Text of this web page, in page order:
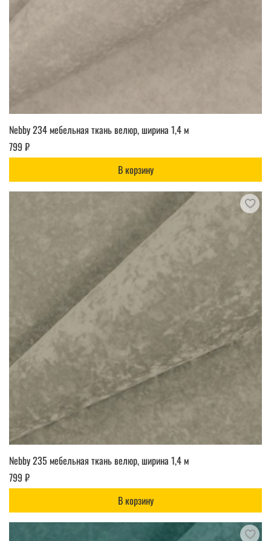
Nebby 234 мебельная ткань велюр, ширина 1,4 м
799 ₽
В корзину
Nebby 235 мебельная ткань велюр, ширина 1,4 м
799 ₽
В корзину